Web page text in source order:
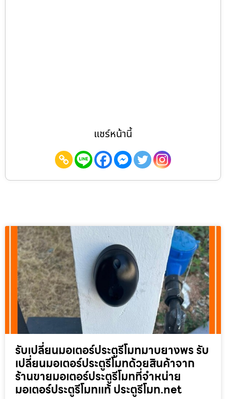
แชร์หน้านี้
รับเปลี่ยนมอเตอร์ประตูรีโมทมาบยางพร รับ
เปลี่ยนมอเตอร์ประตูรีโมทด้วยสินค้าจาก
ร้านขายมอเตอร์ประตูรีโมทที่จำหน่าย
มอเตอร์ประตูรีโมทแท้ ประตูรีโมท.net